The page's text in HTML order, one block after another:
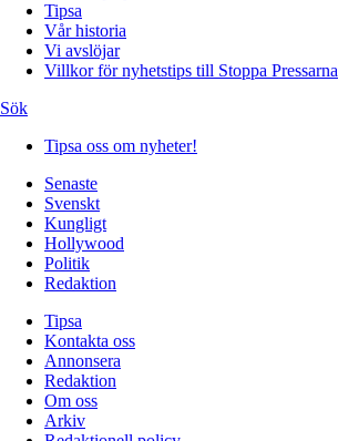
Tipsa
Vår historia
Vi avslöjar
Villkor för nyhetstips till Stoppa Pressarna
Sök
Tipsa oss om nyheter!
Senaste
Svenskt
Kungligt
Hollywood
Politik
Redaktion
Tipsa
Kontakta oss
Annonsera
Redaktion
Om oss
Arkiv